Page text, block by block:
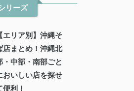
リーズ
【エリア別】沖縄そ
店まとめ！沖縄北
・中部・南部ごと
おいしい店を探せ
便利！